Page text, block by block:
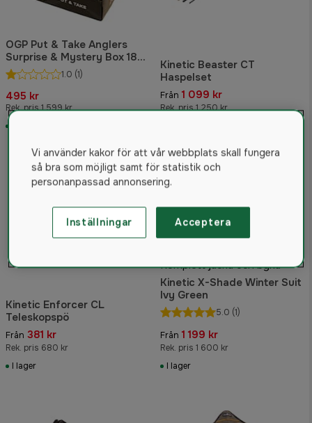
OGP Put & Take Anglers
Surprise & Mystery Box 18-
pack
1.0 (1)
495 kr
Rek. pris 1 599 kr
Kinetic Beaster CT
Haspelset
Från 1 099 kr
Rek. pris 1 250 kr
Kinetic Enforcer CL
Teleskopspö
Från 381 kr
Rek. pris 680 kr
I lager
Komplett jacka och byxa
Kinetic X-Shade Winter Suit
Ivy Green
5.0 (1)
Från 1 199 kr
Rek. pris 1 600 kr
I lager
Vi använder kakor för att vår webbplats skall fungera
så bra som möjligt samt för statistik och
personanpassad annonsering.
Inställningar Acceptera